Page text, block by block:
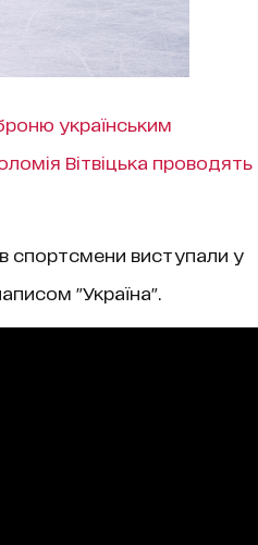
українським
Вітвіцька проводять
спортсмени виступали у
"Україна".